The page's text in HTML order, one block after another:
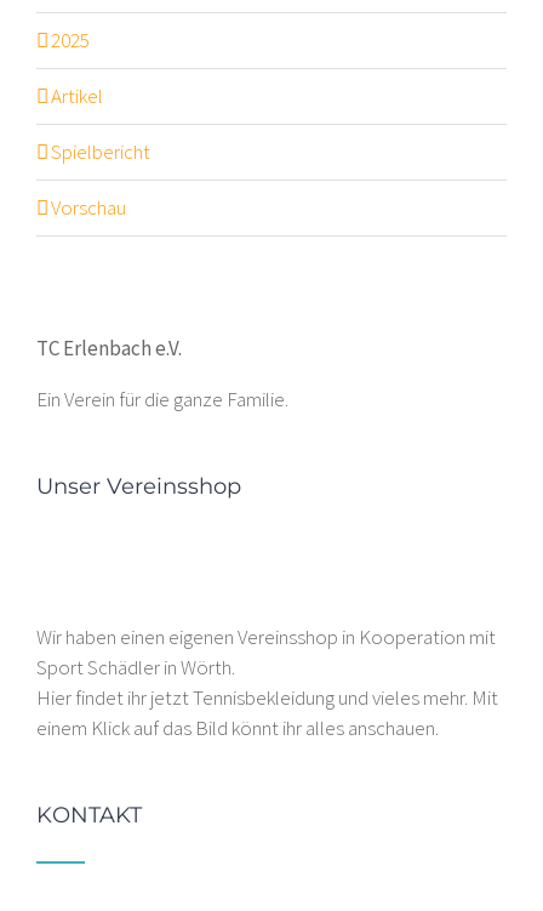
2025
Artikel
Spielbericht
Vorschau
TC Erlenbach e.V.
Ein Verein für die ganze Familie.
Unser Vereinsshop
Wir haben einen eigenen Vereinsshop in Kooperation mit
Sport Schädler in Wörth.
Hier findet ihr jetzt Tennisbekleidung und vieles mehr. Mit
einem Klick auf das Bild könnt ihr alles anschauen.
KONTAKT